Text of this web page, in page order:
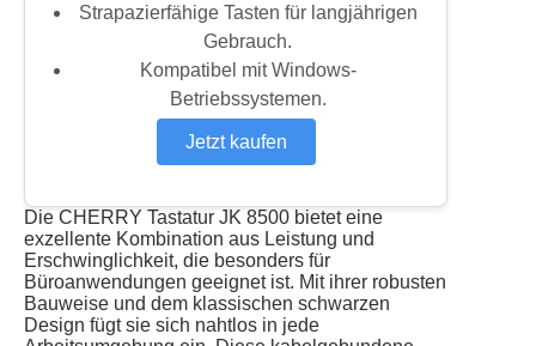
Strapazierfähige Tasten für langjährigen
Gebrauch.
Kompatibel mit Windows-
Betriebssystemen.
Jetzt kaufen
Die CHERRY Tastatur JK 8500 bietet eine
exzellente Kombination aus Leistung und
Erschwinglichkeit, die besonders für
Büroanwendungen geeignet ist. Mit ihrer robusten
Bauweise und dem klassischen schwarzen
Design fügt sie sich nahtlos in jede